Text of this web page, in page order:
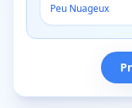
Peu Nuageux